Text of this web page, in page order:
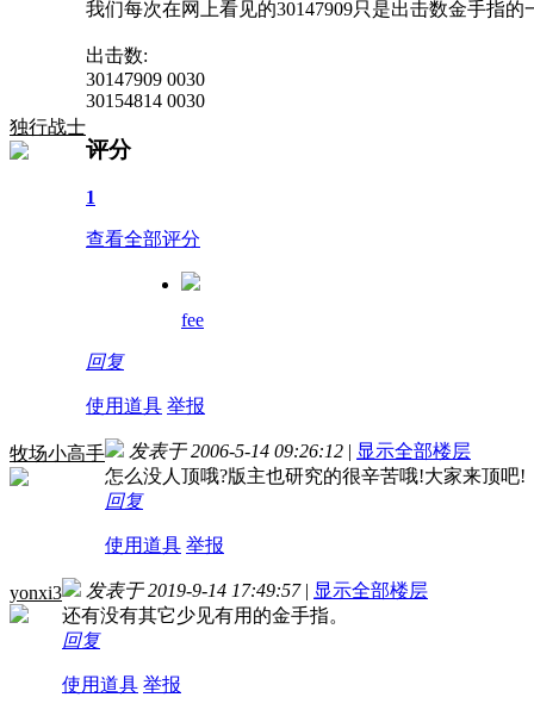
独行战士
我们每次在网上看见的30147909只是出击数金手指
出击数:
30147909 0030
30154814 0030
评分
1
查看全部评分
fee
回复
使用道具 举报
牧场小高手 发表于 2006-5-14 09:26:12 | 显示全部楼层
怎么没人顶哦?版主也研究的很辛苦哦!大家来顶吧!
回复
使用道具 举报
yonxi3 发表于 2019-9-14 17:49:57 | 显示全部楼层
还有没有其它少见有用的金手指。
回复
使用道具 举报